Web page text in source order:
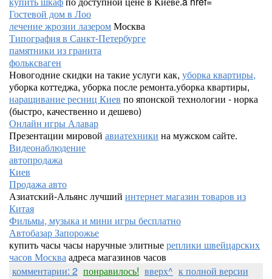
Гостевой дом в Лоо
лечение жрозии лазеромМосква
Типография в Санкт-Петербурге
памятники из гранита
фольксваген
Новогодние скидки на такие услуги как, уборка квартиры,
уборка коттеджа, уборка после ремонта.уборка квартиры,
наращивание ресниц Киев по японской технологии - норка
(быстро, качественно и дешево)
Онлайн игры Алавар
Презентации мировой авиатехники на мужском сайте.
Видеонаблюдение
автопродажа
Киев
Продажа авто
Азиатский-Альянс лучший интернет магазин товаров из
Китая
Фильмы, музыка и мини игры бесплатно
Автобазар Запорожье
купить часы часы наручные элитныереплики швейцарских
часов Москваадреса магазинов часов
комментарии: 2 понравилось! вверх^ к полной версии